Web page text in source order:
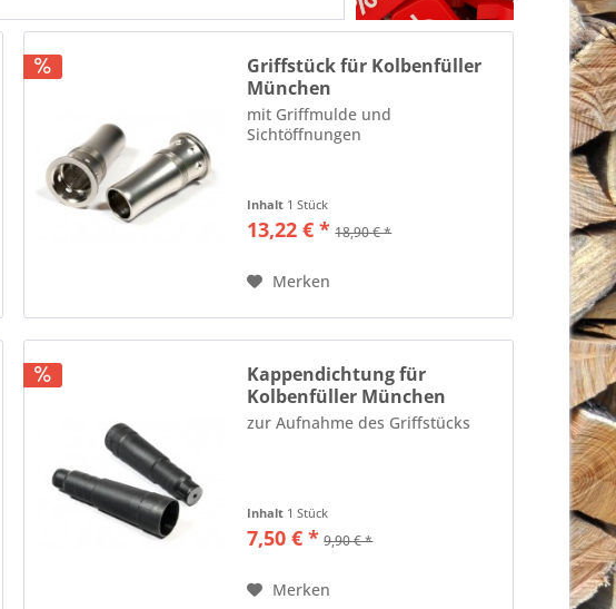
Griffstück für Kolbenfüller
München
mit Griffmulde und
Sichtöffnungen
Inhalt 1 Stück
13,22 € * 18,90 € *
Merken
Kappendichtung für
Kolbenfüller München
zur Aufnahme des Griffstücks
Inhalt 1 Stück
7,50 € * 9,90 € *
Merken